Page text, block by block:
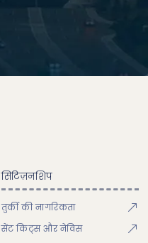
सिटिज़नशिप
तुर्की की नागरिकता
सेंट किट्स और नेविस